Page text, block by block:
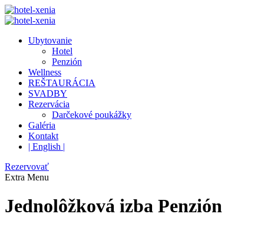
Ubytovanie
Hotel
Penzión
Wellness
REŠTAURÁCIA
SVADBY
Rezervácia
Darčekové poukážky
Galéria
Kontakt
| English |
Rezervovať
Extra Menu
Jednolôžková izba Penzión